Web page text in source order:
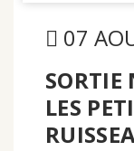
07
SORTIE
LES